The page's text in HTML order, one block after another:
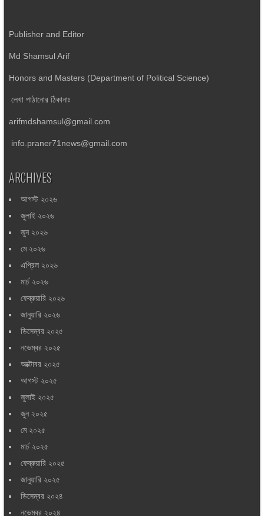
Publisher and Editor
Md Shamsul Arif
Honors and Masters (Department of Political Science)
লেখা পাঠানোর ঠিকানাঃ
arifmdshamsul@gmail.com
info.praner71news@gmail.com
ARCHIVES
আগস্ট ২০২৬
জুলাই ২০২৬
জুন ২০২৬
মে ২০২৬
এপ্রিল ২০২৬
মার্চ ২০২৬
ফেব্রুয়ারি ২০২৬
জানুয়ারি ২০২৬
ডিসেম্বর ২০২৫
নভেম্বর ২০২৫
অক্টোবর ২০২৫
আগস্ট ২০২৫
জুলাই ২০২৫
জুন ২০২৫
মে ২০২৫
মার্চ ২০২৫
ফেব্রুয়ারি ২০২৫
জানুয়ারি ২০২৫
ডিসেম্বর ২০২৪
নভেম্বর ২০২৪